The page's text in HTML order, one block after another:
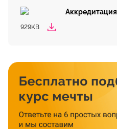
Аккредитация
929KB